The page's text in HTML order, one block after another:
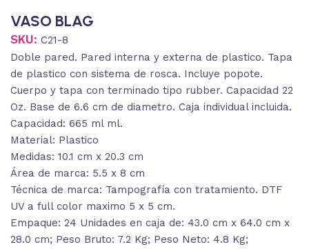
VASO BLAG
SKU: C21-8
Doble pared. Pared interna y externa de plastico. Tapa
de plastico con sistema de rosca. Incluye popote.
Cuerpo y tapa con terminado tipo rubber. Capacidad 22
Oz. Base de 6.6 cm de diametro. Caja individual incluida.
Capacidad: 665 ml ml.
Material: Plastico
Medidas: 10.1 cm x 20.3 cm
Área de marca: 5.5 x 8 cm
Técnica de marca: Tampografía con tratamiento. DTF
UV a full color maximo 5 x 5 cm.
Empaque: 24 Unidades en caja de: 43.0 cm x 64.0 cm x
28.0 cm; Peso Bruto: 7.2 Kg; Peso Neto: 4.8 Kg;